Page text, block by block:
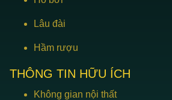
Lâu đài
Hầm rượu
THÔNG TIN HỮU ÍCH
Không gian nội thất